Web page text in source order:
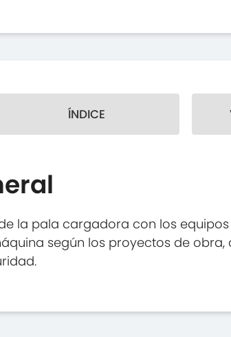
ÍNDICE
la pala cargadora con los
según los proyectos de